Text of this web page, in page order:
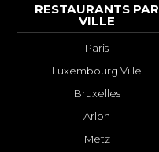
RESTAURANTS PAR
VILLE
Paris
Luxembourg Ville
Bruxelles
Arlon
Metz